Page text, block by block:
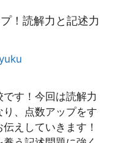
！読解力と記述力
す！今回は読解力
、点数アップをす
えしていきます！